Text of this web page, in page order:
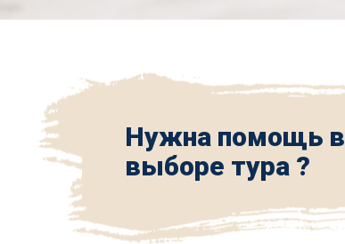
Нужна помощь в
выборе тура ?